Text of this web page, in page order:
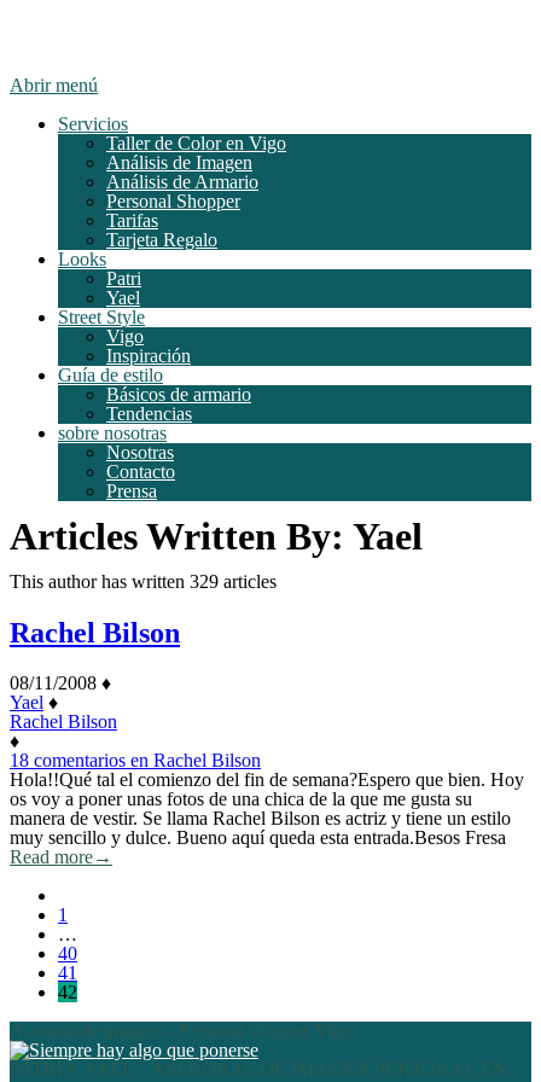
Abrir menú
Servicios
Taller de Color en Vigo
Análisis de Imagen
Análisis de Armario
Personal Shopper
Tarifas
Tarjeta Regalo
Looks
Patri
Yael
Street Style
Vigo
Inspiración
Guía de estilo
Básicos de armario
Tendencias
sobre nosotras
Nosotras
Contacto
Prensa
Articles Written By: Yael
This author has written 329 articles
Rachel Bilson
08/11/2008 ♦
Yael ♦
Rachel Bilson
♦
18 comentarios en Rachel Bilson
Hola!!Qué tal el comienzo del fin de semana?Espero que bien. Hoy
os voy a poner unas fotos de una chica de la que me gusta su
manera de vestir. Se llama Rachel Bilson es actriz y tiene un estilo
muy sencillo y dulce. Bueno aquí queda esta entrada.Besos Fresa
Read more→
1
…
40
41
42
Asesoría de imagen – Personal shopper Vigo
PATRI Y YAEL – ASERORAS DE IMAGEN PERSONAL EN